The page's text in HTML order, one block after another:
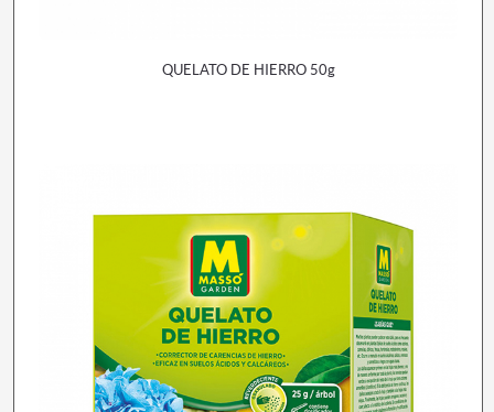
QUELATO DE HIERRO 50g